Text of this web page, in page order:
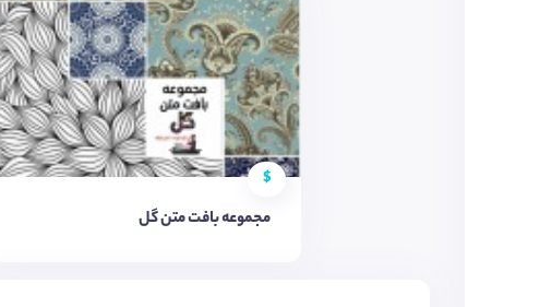
$
مجموعه بافت متن گل